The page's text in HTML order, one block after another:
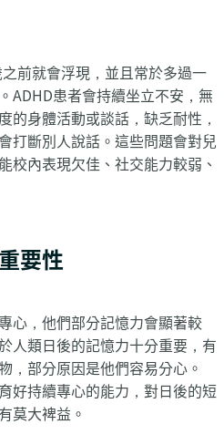
前就會浮現，並且常於多過一
ADHD患者會持續坐立不安，無
的身體活動或談話，缺乏耐性，
打斷別人說話。這些問題會對兒
校內表現欠佳、社交能力較弱、
要性
心，他們部分記憶力會顯著較
人類日後的記憶力十分重要，有
，部分原因是他們容易分心。
好持續專心的能力，對日後的短
莫大裨益。